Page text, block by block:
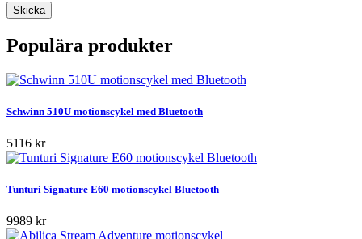
Populära produkter
Schwinn 510U motionscykel med Bluetooth
5116 kr
Tunturi Signature E60 motionscykel Bluetooth
9989 kr